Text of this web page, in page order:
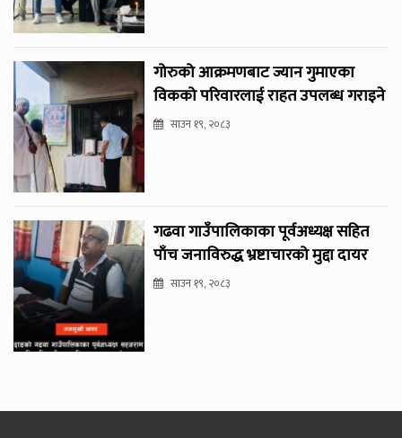
गोरुको आक्रमणबाट ज्यान गुमाएका
विकको परिवारलाई राहत उपलब्ध गराइने
साउन १९, २०८३
गढवा गाउँपालिकाका पूर्वअध्यक्ष सहित
पाँच जनाविरुद्ध भ्रष्टाचारको मुद्दा दायर
साउन १९, २०८३